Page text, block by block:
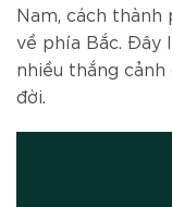
Nam, cách
về phía Bắc. Đây
nhiều thắng
đời.